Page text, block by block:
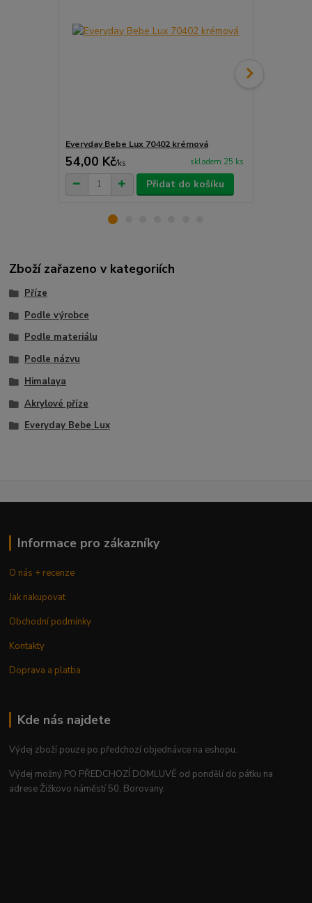
Everyday Bebe Lux 70402 krémová
54,00 Kč/ks skladem 25 ks
Přidat do košíku
Zboží zařazeno v kategoriích
Příze
Podle výrobce
Podle materiálu
Podle názvu
Himalaya
Akrylové příze
Everyday Bebe Lux
Informace pro zákazníky
O nás + recenze
Jak nakupovat
Obchodní podmínky
Kontakty
Doprava a platba
Kde nás najdete
Výdej zboží pouze po předchozí objednávce na eshopu.
Výdej možný PO PŘEDCHOZÍ DOMLUVĚ od pondělí do pátku na
adrese Žižkovo náměstí 50, Borovany.